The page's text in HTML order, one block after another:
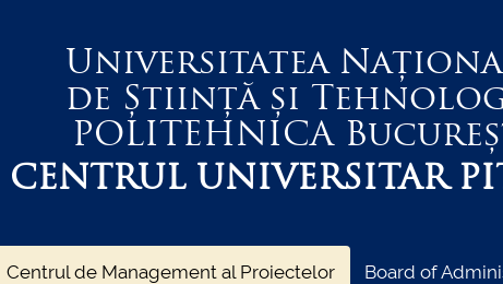
Universitatea
de Știință și
POLITEHNICA
CENTRUL UNIVERSITAR
Centrul de Management al Proiectelor Board of